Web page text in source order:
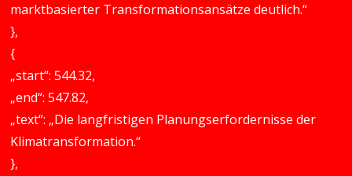
marktbasierter Transformationsansätze deutlich.“
},
{
„start“: 544.32,
„end“: 547.82,
„text“: „Die langfristigen Planungserfordernisse der
Klimatransformation.“
},